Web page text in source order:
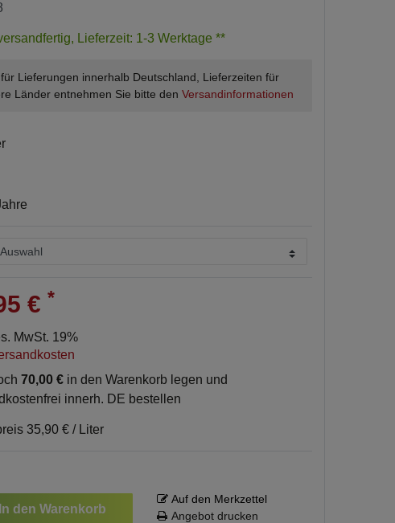
Lieferzeit: 1-3 Werktage **
Lieferungen innerhalb Deutschland, Lieferzeiten für
Länder entnehmen Sie bitte den Versandinformationen
€ *
MwSt. 19%
70,00 € in den Warenkorb legen und
innerh. DE bestellen
35,90 € / Liter
In den Warenkorb
Auf den Merkzettel
Angebot drucken